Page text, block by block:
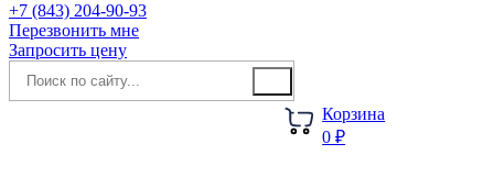
+7 (843) 204-90-93
Перезвонить мне
Запросить цену
Корзина
0 ₽